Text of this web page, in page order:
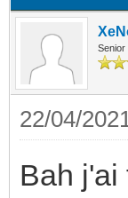
Senior
22/04/
Bah j'ai